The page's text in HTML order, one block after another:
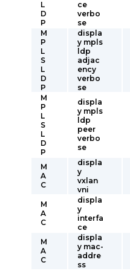
L
D
P
ce
verbo
se
M
P
L
S
L
D
P
displa
y mpls
ldp
adjac
ency
verbo
se
M
P
L
S
L
D
P
displa
y mpls
ldp
peer
verbo
se
M
A
C
displa
y
vxlan
vni
M
A
C
displa
y
interfa
ce
M
A
C
displa
y mac-
addre
ss